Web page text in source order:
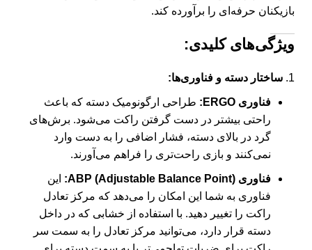
بازیکنان حرفه‌ای را برآورده کند.
ویژگی‌های کلیدی:
ساختار دسته و فناوری‌ها:
فناوری ERGO:
طراحی ارگونومیک دسته که باعث
راحتی بیشتر در دست گرفتن راکت می‌شود. برش‌های
گرد در بالای دسته، فشار اضافی را به دست وارد
نمی‌کنند و بازی راحت‌تری را فراهم می‌آورند.
فناوری ABP (Adjustable Balance Point):
این
فناوری به شما این امکان را می‌دهد که مرکز تعادل
راکت را تغییر دهید. با استفاده از خشابی که در داخل
دسته قرار دارد، می‌توانید مرکز تعادل را به سمت سر